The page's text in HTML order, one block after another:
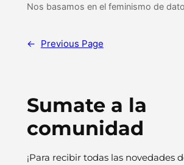
Nos basamos en el feminismo de
← Previous Page
Sumate a la
comunidad
¡Para recibir todas las novedades